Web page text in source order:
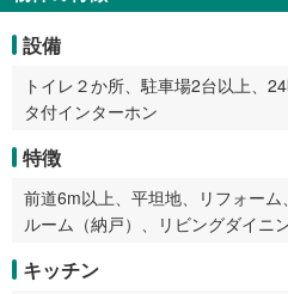
設備
トイレ２か所、駐車場2台以上、
タ付インターホン
特徴
前道6m以上、平坦地、リフォー
ルーム（納戸）、リビングダイニ
キッチン